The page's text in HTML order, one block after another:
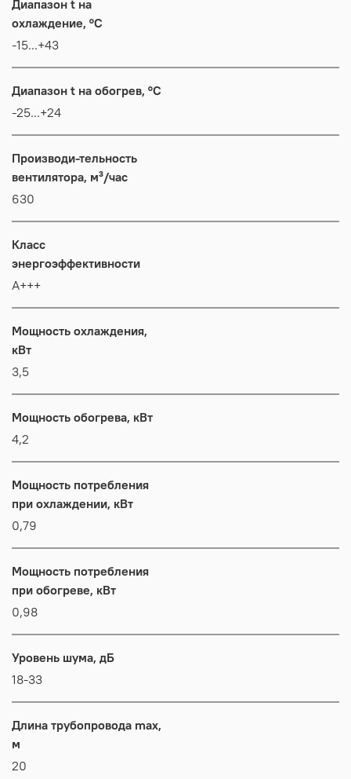
Диапазон t на
охлаждение, °C
-15...+43
Диапазон t на обогрев, °C
-25...+24
Производи-тельность
вентилятора, м³/час
630
Класс
энергоэффективности
А+++
Мощность охлаждения,
кВт
3,5
Мощность обогрева, кВт
4,2
Мощность потребления
при охлаждении, кВт
0,79
Мощность потребления
при обогреве, кВт
0,98
Уровень шума, дБ
18-33
Длина трубопровода max,
м
20